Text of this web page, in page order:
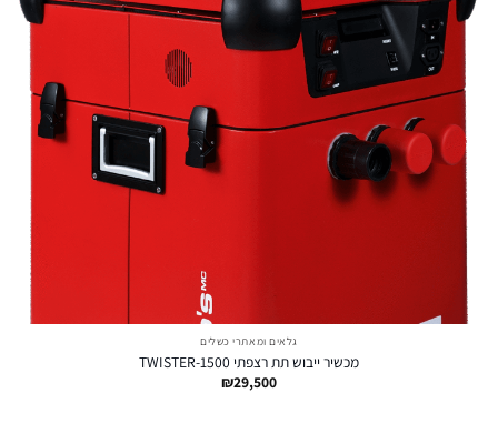
גלאים ומאתרי כשלים
מכשיר ייבוש תת רצפתי TWISTER-1500
₪29,500